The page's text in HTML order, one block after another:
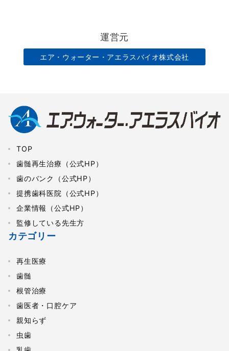
運営元
エア・ウォーター・アエラスバイオ株式会社
TOP
歯髄再生治療（公式HP）
歯のバンク（公式HP）
提携歯科医院（公式HP）
企業情報（公式HP）
監修している先生方
カテゴリー
再生医療
歯髄
根管治療
歯医者・口腔ケア
親知らず
虫歯